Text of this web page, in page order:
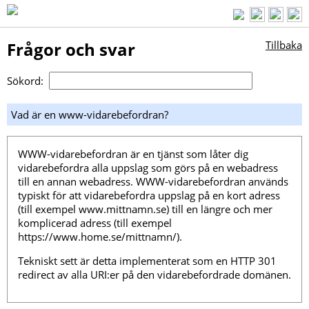
Frågor och svar Tillbaka
Sökord:
Vad är en www-vidarebefordran?
WWW-vidarebefordran är en tjänst som låter dig
vidarebefordra alla uppslag som görs på en webadress
till en annan webadress. WWW-vidarebefordran används
typiskt för att vidarebefordra uppslag på en kort adress
(till exempel www.mittnamn.se) till en längre och mer
komplicerad adress (till exempel
https://www.home.se/mittnamn/).
Tekniskt sett är detta implementerat som en HTTP 301
redirect av alla URI:er på den vidarebefordrade domänen.